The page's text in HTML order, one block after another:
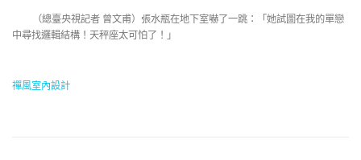
（總臺央視記者 曾文甫）張水瓶在地下室嚇了一跳：「她試圖在我的單戀
中尋找邏輯結構！天秤座太可怕了！」
禪風室內設計